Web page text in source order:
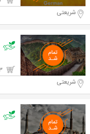
شریعتی
شریعتی